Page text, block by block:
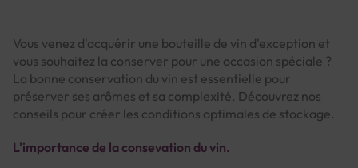
Vous venez d'acquérir une bouteille de vin d'exception et
vous souhaitez la conserver pour une occasion spéciale ?
La bonne conservation du vin est essentielle pour
préserver ses arômes et sa complexité. Découvrez nos
conseils pour créer les conditions optimales de stockage.
L'importance de la consevation du vin.